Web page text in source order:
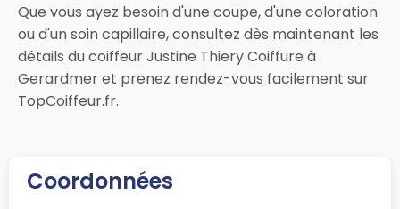
Que vous ayez besoin d'une coupe, d'une coloration
ou d'un soin capillaire, consultez dès maintenant les
détails du coiffeur Justine Thiery Coiffure à
Gerardmer et prenez rendez-vous facilement sur
TopCoiffeur.fr.
Coordonnées